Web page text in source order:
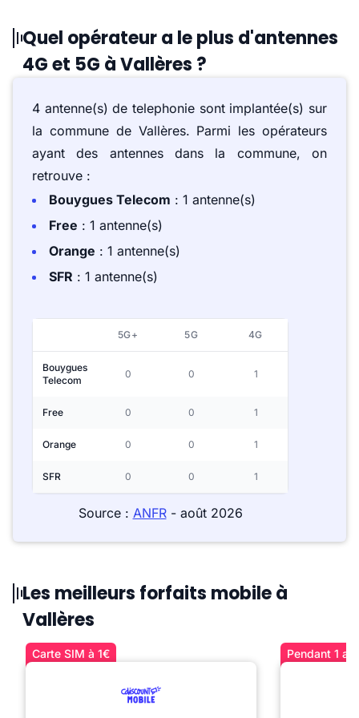
Quel opérateur a le plus d'antennes
4G et 5G à Vallères ?
4 antenne(s) de telephonie sont implantée(s) sur
la commune de Vallères. Parmi les opérateurs
ayant des antennes dans la commune, on
retrouve :
Bouygues Telecom : 1 antenne(s)
Free : 1 antenne(s)
Orange : 1 antenne(s)
SFR : 1 antenne(s)
5G+ 5G 4G
Bouygues
Telecom
0 0 1
Free 0 0 1
Orange 0 0 1
SFR 0 0 1
Source : ANFR- août 2026
Les meilleurs forfaits mobile à
Vallères
Carte SIM à 1€ Pendant 1